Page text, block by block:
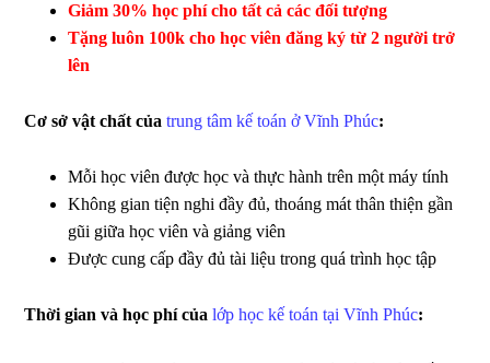
Giảm 30% học phí cho tất cả các đối tượng
Tặng luôn 100k cho học viên đăng ký từ 2 người trở
lên
Cơ sở vật chất củatrung tâm kế toán ở Vĩnh Phúc:
Mỗi học viên được học và thực hành trên một máy tính
Không gian tiện nghi đầy đủ, thoáng mát thân thiện gần
gũi giữa học viên và giảng viên
Được cung cấp đầy đủ tài liệu trong quá trình học tập
Thời gian và học phí củalớp học kế toán tại Vĩnh Phúc: